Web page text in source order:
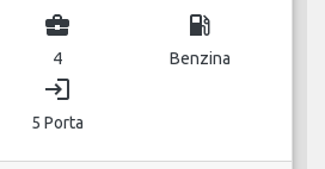
business_center
4
local_gas_station
Benzina
login
5 Porta